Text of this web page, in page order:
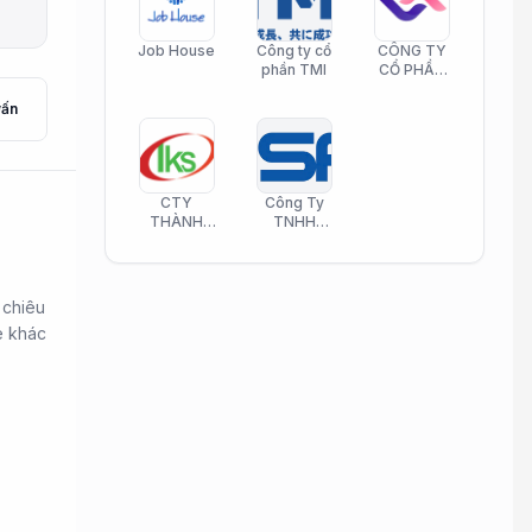
khác
Job House
Công ty cổ
phần TMI
CÔNG TY
CỔ PHẦN
CTY
THÀNH
PHAMATECH
Công Ty
TNHH
Phần Mềm